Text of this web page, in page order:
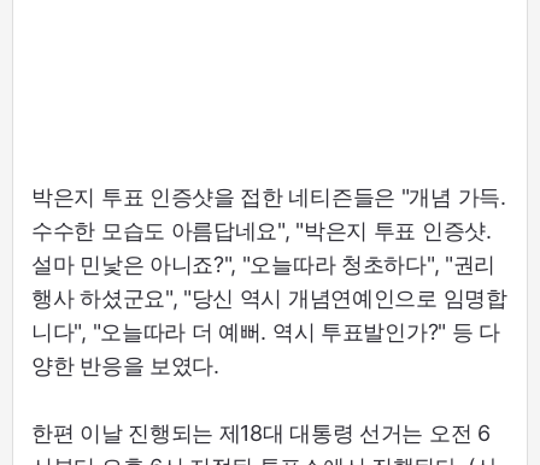
박은지 투표 인증샷을 접한 네티즌들은 "개념 가득.
수수한 모습도 아름답네요", "박은지 투표 인증샷.
설마 민낯은 아니죠?", "오늘따라 청초하다", "권리
행사 하셨군요", "당신 역시 개념연예인으로 임명합
니다", "오늘따라 더 예뻐. 역시 투표발인가?" 등 다
양한 반응을 보였다.
한편 이날 진행되는 제18대 대통령 선거는 오전 6